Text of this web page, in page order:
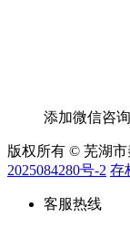
添加微信咨询
版权所有 © 芜湖
2025084280号-2 存
客服热线